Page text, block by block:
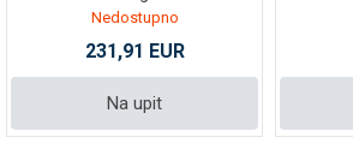
KF436C16RB12A/16
Nedostupno
231,91 EUR
Na upit